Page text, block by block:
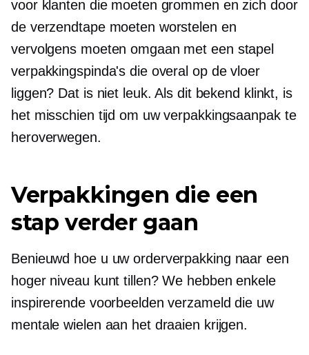
voor klanten die moeten grommen en zich door
de verzendtape moeten worstelen en
vervolgens moeten omgaan met een stapel
verpakkingspinda's die overal op de vloer
liggen? Dat is niet leuk. Als dit bekend klinkt, is
het misschien tijd om uw verpakkingsaanpak te
heroverwegen.
Verpakkingen die een
stap verder gaan
Benieuwd hoe u uw orderverpakking naar een
hoger niveau kunt tillen? We hebben enkele
inspirerende voorbeelden verzameld die uw
mentale wielen aan het draaien krijgen.